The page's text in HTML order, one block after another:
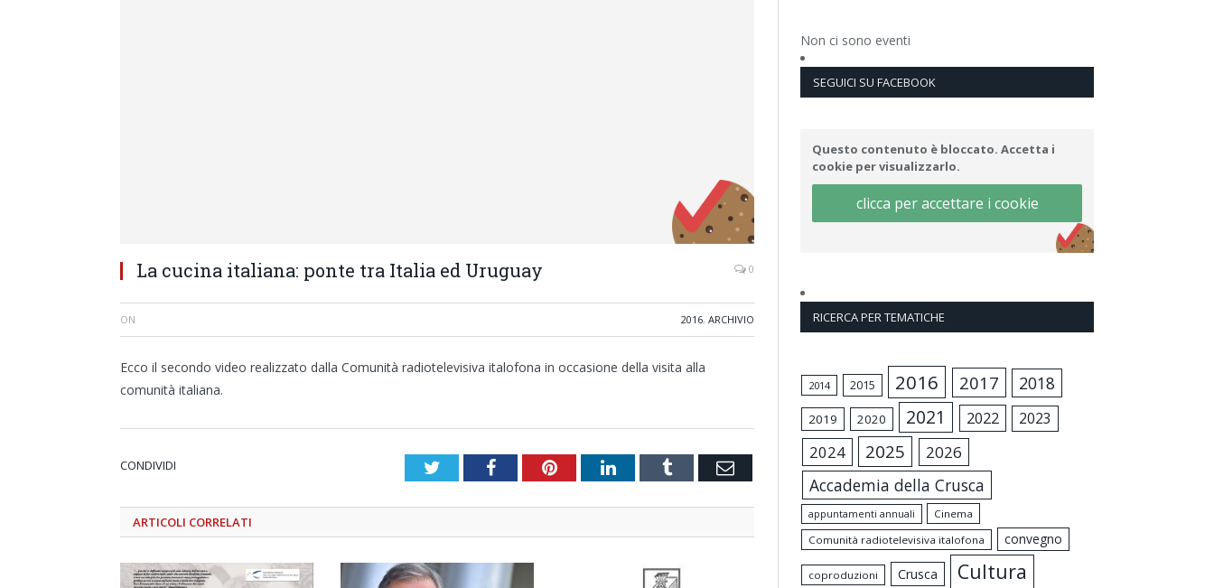
La cucina italiana: ponte tra Italia ed Uruguay 0
ON 2016, ARCHIVIO
Ecco il secondo video realizzato dalla Comunità radiotelevisiva italofona in occasione della visita alla
comunità italiana.
CONDIVIDI TwitterFacebookPinterestLinkedInTumblr Email
ARTICOLI CORRELATI
Non ci sono eventi
SEGUICI SU FACEBOOK
Questo contenuto è bloccato. Accetta i
cookie per visualizzarlo.
clicca per accettare i cookie
RICERCA PER TEMATICHE
2014 2015 2016 2017 2018
2019 2020 2021 2022 2023
2024 2025 2026
Accademia della Crusca
appuntamenti annuali
Cinema
Comunità radiotelevisiva italofona
convegno
coproduzioni Crusca Cultura